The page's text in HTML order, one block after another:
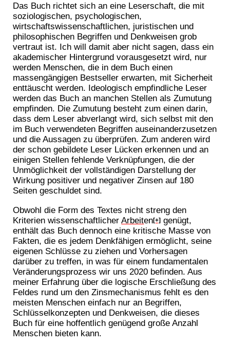
Das Buch richtet sich an eine Leserschaft, die mit
soziologischen, psychologischen,
wirtschaftswissenschaftlichen, juristischen und
philosophischen Begriffen und Denkweisen grob
vertraut ist. Ich will damit aber nicht sagen, dass ein
akademischer Hintergrund vorausgesetzt wird, nur
werden Menschen, die in dem Buch einen
massengängigen Bestseller erwarten, mit Sicherheit
enttäuscht werden. Ideologisch empfindliche Leser
werden das Buch an manchen Stellen als Zumutung
empfinden. Die Zumutung besteht zum einen darin,
dass dem Leser abverlangt wird, sich selbst mit den
im Buch verwendeten Begriffen auseinanderzusetzen
und die Aussagen zu überprüfen. Zum anderen wird
der schon gebildete Leser Lücken erkennen und an
einigen Stellen fehlende Verknüpfungen, die der
Unmöglichkeit der vollständigen Darstellung der
Wirkung positiver und negativer Zinsen auf 180
Seiten geschuldet sind.
Obwohl die Form des Textes nicht streng den
Kriterien wissenschaftlicherArbeiten[+] genügt,
enthält das Buch dennoch eine kritische Masse von
Fakten, die es jedem Denkfähigen ermöglicht, seine
eigenen Schlüsse zu ziehen und Vorhersagen
darüber zu treffen, in was für einem fundamentalen
Veränderungsprozess wir uns 2020 befinden. Aus
meiner Erfahrung über die logische Erschließung des
Feldes rund um den Zinsmechanismus fehlt es den
meisten Menschen einfach nur an Begriffen,
Schlüsselkonzepten und Denkweisen, die dieses
Buch für eine hoffentlich genügend große Anzahl
Menschen bieten kann.